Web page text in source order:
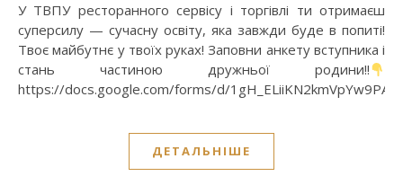
У ТВПУ ресторанного сервісу і торгівлі ти отримаєш
суперсилу — сучасну освіту, яка завжди буде в попиті!
Твоє майбутнє у твоїх руках! Заповни анкету вступника і
стань частиною дружньої родини!!
https://docs.google.com/forms/d/
ДЕТАЛЬНІШЕ